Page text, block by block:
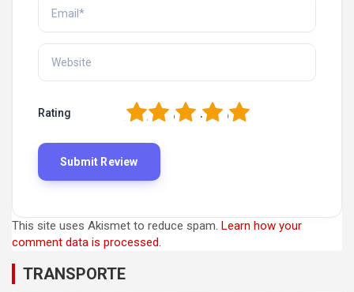
Rating 5
4
3
2
This site uses Akismet to reduce spam. Learn how your
comment data is processed.
TRANSPORTE